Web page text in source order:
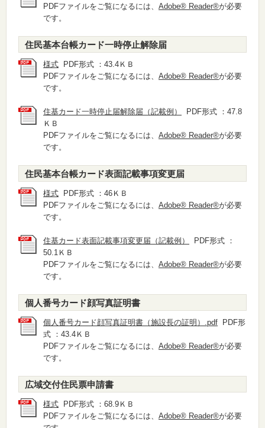
PDFファイルをご覧になるには、 Adobe® Reader®が必要
です。
住民基本台帳カード一時停止解除届
様式 PDF形式 ：43.4ＫＢ
PDFファイルをご覧になるには、 Adobe® Reader®が必要
です。
住基カード一時停止届解除届（記載例）
PDF形式 ：47.8
ＫＢ
PDFファイルをご覧になるには、 Adobe® Reader®が必要
です。
住民基本台帳カード表面記載事項変更届
様式 PDF形式 ：46ＫＢ
PDFファイルをご覧になるには、 Adobe® Reader®が必要
です。
住基カード表面記載事項変更届（記載例）
PDF形式 ：
50.1ＫＢ
PDFファイルをご覧になるには、 Adobe® Reader®が必要
です。
個人番号カード顔写真証明書
個人番号カード顔写真証明書（施設長の証明）.pdf PDF形
式 ：43.4ＫＢ
PDFファイルをご覧になるには、 Adobe® Reader®が必要
です。
広域交付住民票申請書
様式 PDF形式 ：68.9ＫＢ
PDFファイルをご覧になるには、 Adobe® Reader®が必要